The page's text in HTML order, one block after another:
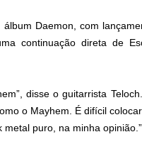
Daemon, com
continuação direta de
disse o guitarrista
o Mayhem. É difícil
puro, na minha opinião.”